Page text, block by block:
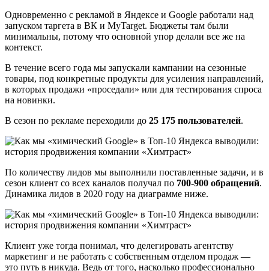
Одновременно с рекламой в Яндексе и Google работали над
запуском таргета в ВК и MyTarget. Бюджеты там были
минимальны, потому что основной упор делали все же на
контекст.
В течение всего года мы запускали кампании на сезонные
товары, под конкретные продукты для усиления направлений,
в которых продажи «проседали» или для тестирования спроса
на новинки.
В сезон по рекламе переходили до 25 175 пользователей.
По количеству лидов мы выполнили поставленные задачи, и в
сезон клиент со всех каналов получал по 700-900 обращений.
Динамика лидов в 2020 году на диаграмме ниже.
Клиент уже тогда понимал, что делегировать агентству
маркетинг и не работать с собственным отделом продаж —
это путь в никуда. Ведь от того, насколько профессионально